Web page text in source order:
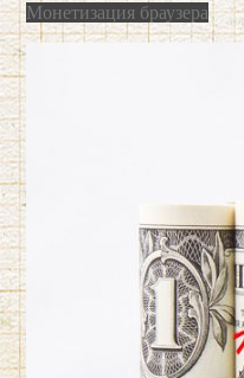
Монетизация браузера